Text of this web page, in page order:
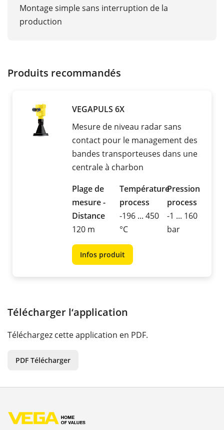
Montage simple sans interruption de la
production
Produits recommandés
VEGAPULS 6X
Mesure de niveau radar sans
contact pour le management des
bandes transporteuses dans une
centrale à charbon
Plage de
mesure -
Distance
120 m
Température
process
-196 ... 450
°C
Pression
process
-1 ... 160
bar
Infos produit
Télécharger l‘application
Téléchargez cette application en PDF.
PDF Télécharger